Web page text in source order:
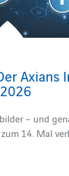
Axians
– und
14. Mal